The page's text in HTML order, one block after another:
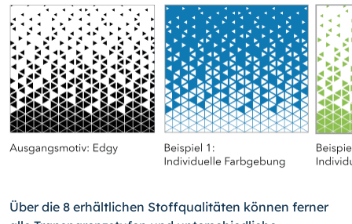
Über die 8 erhältlichen Stoffqualitäten können ferner